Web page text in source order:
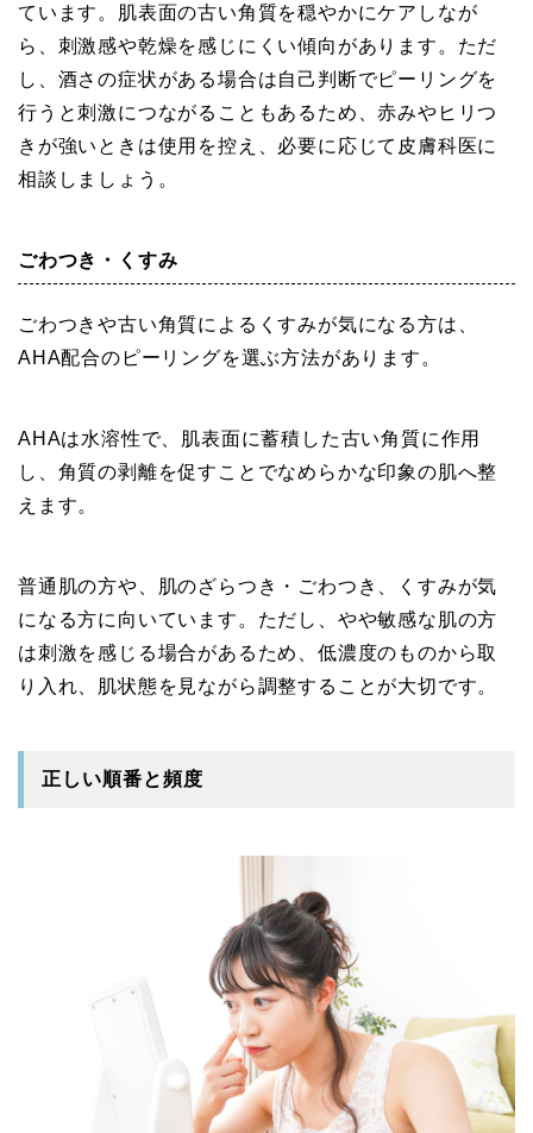
ています。肌表面の古い角質を穏やかにケアしなが
ら、刺激感や乾燥を感じにくい傾向があります。ただ
し、酒さの症状がある場合は自己判断でピーリングを
行うと刺激につながることもあるため、赤みやヒリつ
きが強いときは使用を控え、必要に応じて皮膚科医に
相談しましょう。
ごわつき・くすみ
ごわつきや古い角質によるくすみが気になる方は、
AHA配合のピーリングを選ぶ方法があります。
AHAは水溶性で、肌表面に蓄積した古い角質に作用
し、角質の剥離を促すことでなめらかな印象の肌へ整
えます。
普通肌の方や、肌のざらつき・ごわつき、くすみが気
になる方に向いています。ただし、やや敏感な肌の方
は刺激を感じる場合があるため、低濃度のものから取
り入れ、肌状態を見ながら調整することが大切です。
正しい順番と頻度